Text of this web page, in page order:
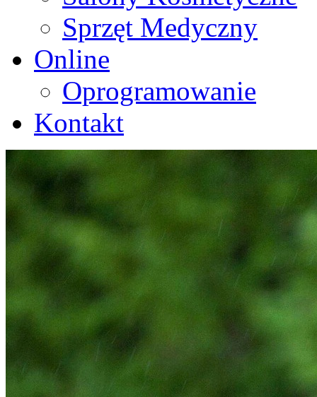
Sprzęt Medyczny
Online
Oprogramowanie
Kontakt